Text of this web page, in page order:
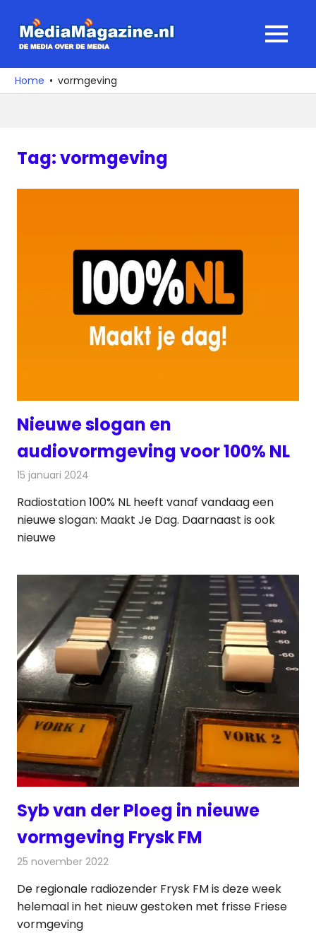
naar
media
over
MENU
Home vormgeving
Tag:vormgeving
Nieuwe slogan en
audiovormgeving voor 100% NL
15 januari 2024
Radiostation 100% NL heeft vanaf vandaag een
nieuwe slogan: Maakt Je Dag. Daarnaast is ook
nieuwe
Syb van der Ploeg in nieuwe
vormgeving Frysk FM
25 november 2022
De regionale radiozender Frysk FM is deze week
helemaal in het nieuw gestoken met frisse Friese
vormgeving